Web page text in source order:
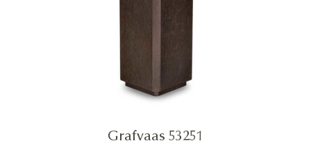
Grafvaas 53251